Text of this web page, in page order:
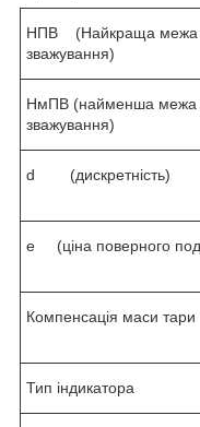
НПВ (Найкраща межа
зважування)
НмПВ (найменша межа
зважування)
d (дискретність)
e (ціна поверного
Компенсація маси тари
Тип індикатора